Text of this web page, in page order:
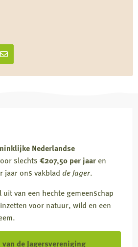
LinkedIn
Deel via e-mail
Deel
via
Nederlandse
slechts €207,50 per jaar en
jaar ons vakblad de Jager.
van een hechte gemeenschap
voor natuur, wild en een
de Jagersvereniging